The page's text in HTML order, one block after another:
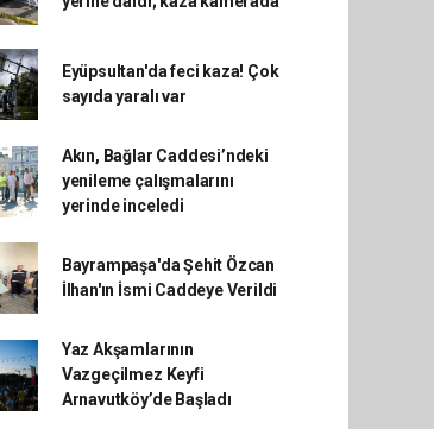
Eyüpsultan'da feci kaza! Çok
sayıda yaralı var
Akın, Bağlar Caddesi’ndeki
yenileme çalışmalarını
yerinde inceledi
Bayrampaşa'da Şehit Özcan
İlhan'ın İsmi Caddeye Verildi
Yaz Akşamlarının
Vazgeçilmez Keyfi
Arnavutköy’de Başladı